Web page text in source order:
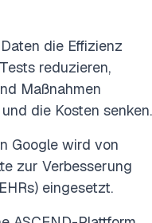
die Effizienz
reduzieren,
Maßnahmen
die Kosten senken.
Google wird von
zur Verbesserung
eingesetzt.